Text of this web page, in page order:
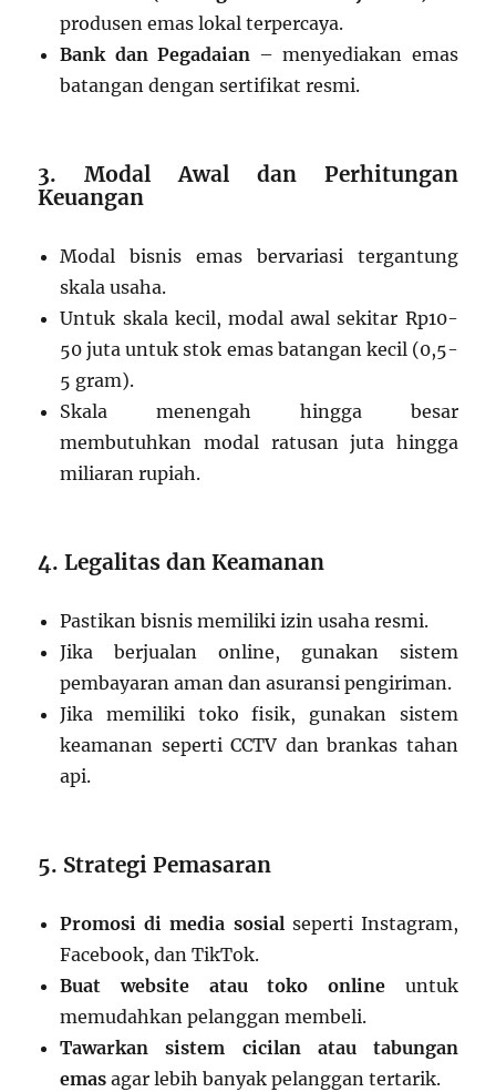
produsen emas lokal terpercaya.
Bank dan Pegadaian– menyediakan emas
batangan dengan sertifikat resmi.
3. Modal Awal dan Perhitungan
Keuangan
Modal bisnis emas bervariasi tergantung
skala usaha.
Untuk skala kecil, modal awal sekitar Rp10-
50 juta untuk stok emas batangan kecil (0,5-
5 gram).
Skala menengah hingga besar
membutuhkan modal ratusan juta hingga
miliaran rupiah.
4. Legalitas dan Keamanan
Pastikan bisnis memiliki izin usaha resmi.
Jika berjualan online, gunakan sistem
pembayaran aman dan asuransi pengiriman.
Jika memiliki toko fisik, gunakan sistem
keamanan seperti CCTV dan brankas tahan
api.
5. Strategi Pemasaran
Promosi di media sosialseperti Instagram,
Facebook, dan TikTok.
Buat website atau toko onlineuntuk
memudahkan pelanggan membeli.
Tawarkan sistem cicilan atau tabungan
emas agar lebih banyak pelanggan tertarik.